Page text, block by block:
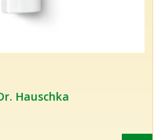
Hauschka